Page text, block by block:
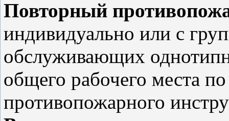
Повторный
индивидуально или с
обслуживающих
общего рабочего места
противопожарного